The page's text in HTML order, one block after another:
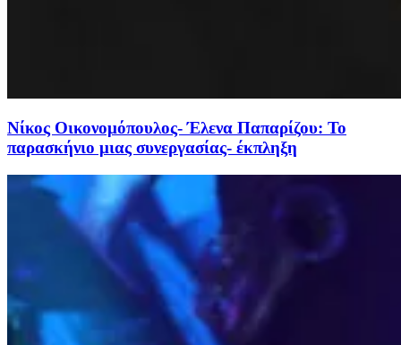
Νίκος Οικονομόπουλος- Έλενα Παπαρίζου: Το
παρασκήνιο μιας συνεργασίας- έκπληξη